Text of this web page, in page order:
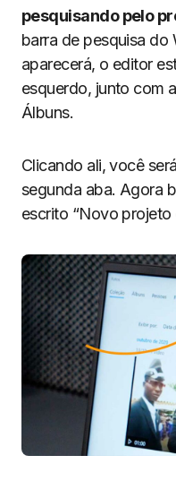
pesquisando pelo
barra de pesquisa
aparecerá, o editor
esquerdo, junto com
Álbuns.
Clicando ali, você
segunda aba. Agora
escrito “Novo projeto